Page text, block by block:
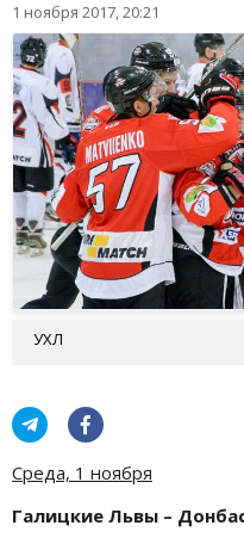
1 ноября 2017, 20:21
УХЛ
Среда, 1 ноября
Галицкие Львы –